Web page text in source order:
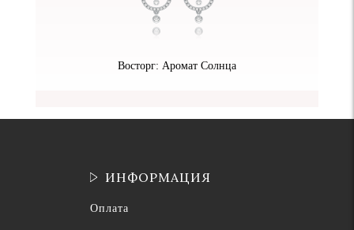
Восторг: Аромат Солнца
ИНФОРМАЦИЯ
Оплата